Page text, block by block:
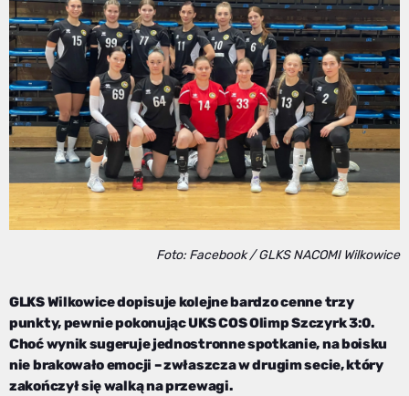
Foto: Facebook / GLKS NACOMI Wilkowice
GLKS Wilkowice dopisuje kolejne bardzo cenne trzy
punkty, pewnie pokonując UKS COS Olimp Szczyrk 3:0.
Choć wynik sugeruje jednostronne spotkanie, na boisku
nie brakowało emocji – zwłaszcza w drugim secie, który
zakończył się walką na przewagi.